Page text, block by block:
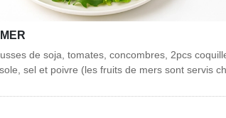
de soja, tomates, concombres, 2pcs
sel et poivre (les fruits de mers sont servis